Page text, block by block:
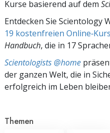
Kurse basierend auf dem
Entdecken Sie Scientology
19 kostenfreien
Handbuch, die in 17
Scientologists @home
der ganzen Welt, die in
erfolgreich im Leben
Themen